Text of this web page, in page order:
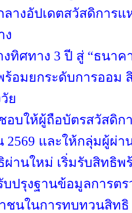
างอัปเดตสวัสดิการแ
ง
ทิศทาง 3 ปี สู่ “ธนา
ร้อมยกระดับการออม
ย
อบให้ผู้ถือบัตรสวัสดิก
2569 และให้กลุ่มผู้ผ่
านใหม่ เริ่มรับสิทธิพ
บปรุงฐานข้อมูลการ
ชนในการทบทวนสิทธิ